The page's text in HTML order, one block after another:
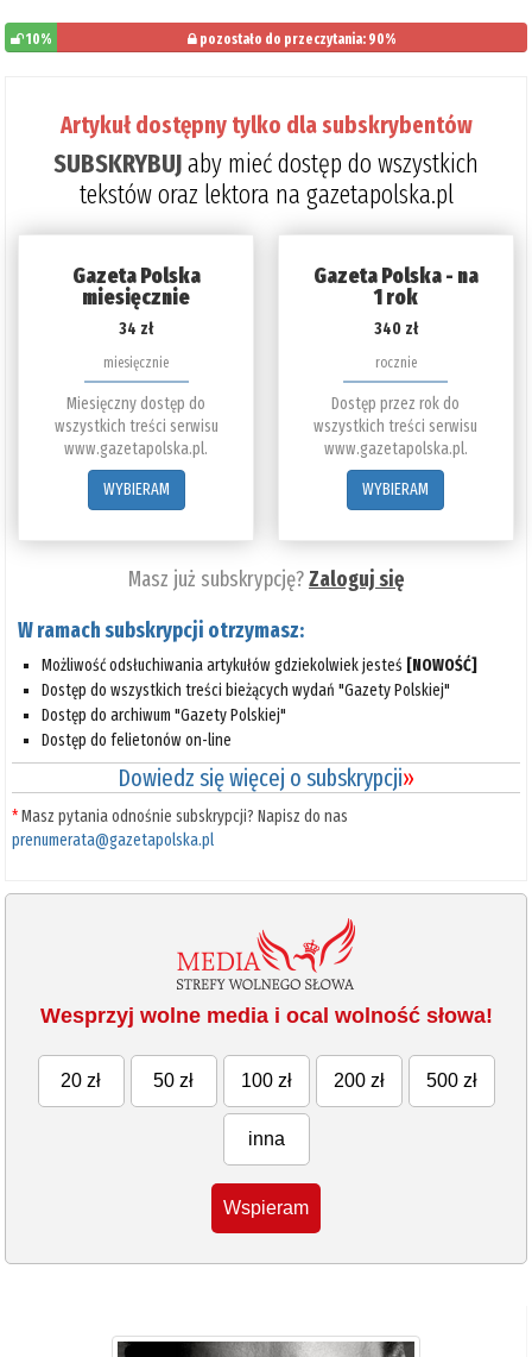
10% pozostało do przeczytania: 90%
Artykuł dostępny tylko dla subskrybentów
SUBSKRYBUJaby mieć dostęp do wszystkich
tekstów oraz lektora na gazetapolska.pl
Gazeta Polska
miesięcznie
34 zł
miesięcznie
Miesięczny dostęp do
wszystkich treści serwisu
www.gazetapolska.pl.
WYBIERAM
Gazeta Polska - na
1 rok
340 zł
rocznie
Dostęp przez rok do
wszystkich treści serwisu
www.gazetapolska.pl.
WYBIERAM
Masz już subskrypcję?Zaloguj się
W ramach subskrypcji otrzymasz:
Możliwość odsłuchiwania artykułów gdziekolwiek jesteś [NOWOŚĆ]
Dostęp do wszystkich treści bieżących wydań "Gazety Polskiej"
Dostęp do archiwum "Gazety Polskiej"
Dostęp do felietonów on-line
Dowiedz się więcej o subskrypcji»
*Masz pytania odnośnie subskrypcji? Napisz do nas
prenumerata@gazetapolska.pl
Wesprzyj wolne media i ocal wolność słowa!
20 zł 50 zł 100 zł 200 zł 500 zł
inna
Wspieram